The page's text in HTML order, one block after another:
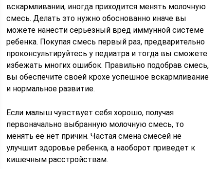
вскармливании, иногда приходится менять молочную
смесь. Делать это нужно обоснованно иначе вы
можете нанести серьезный вред иммунной системе
ребенка. Покупая смесь первый раз, предварительно
проконсультируйтесь у педиатра и тогда вы сможете
избежать многих ошибок. Правильно подобрав смесь,
вы обеспечите своей крохе успешное вскармливание
и нормальное развитие.
Если малыш чувствует себя хорошо, получая
первоначально выбранную молочную смесь, то
менять ее нет причин. Частая смена смесей не
улучшит здоровье ребенка, а наоборот приведет к
кишечным расстройствам.